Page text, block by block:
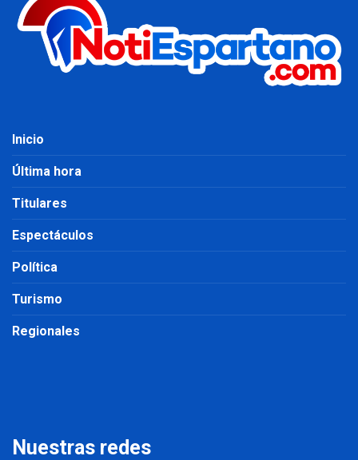
Inicio
Última hora
Titulares
Espectáculos
Política
Turismo
Regionales
Nuestras redes